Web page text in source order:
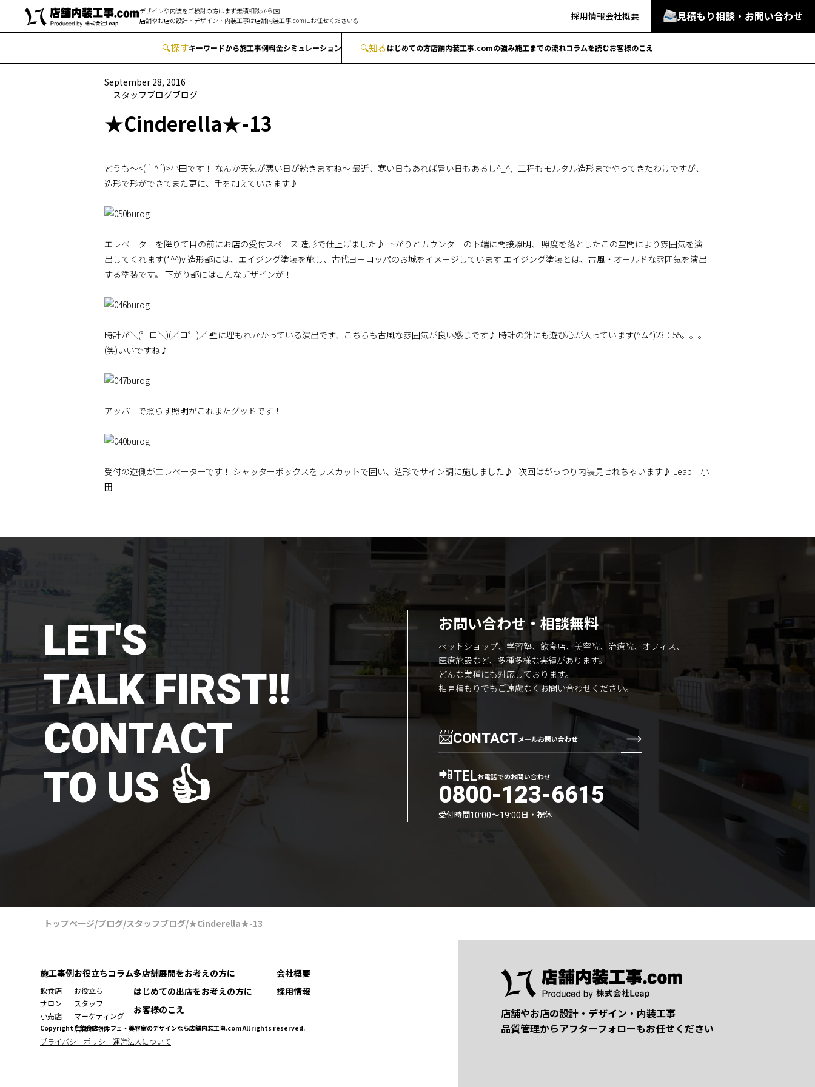
デザインや内装をご検討の方はまず無積相談から✉️
店舗やお店の設計・デザイン・内装工事は店舗内装工事.comにお任せください💪 採用情報会社概要 見積もり相談・お問い合わせ
🔍︎探すキーワードから施工事例料金シミュレーション 🔍知るはじめての方店舗内装工事.comの強み施工までの流れコラムを読むお客様のこえ
September 28, 2016
スタッフブログブログ
★Cinderella★-13
どうも～<(｀^´)>小田です！ なんか天気が悪い日が続きますね～ 最近、寒い日もあれば暑い日もあるし^_^; 工程もモルタル造形までやってきたわけですが、
造形で形ができてまた更に、手を加えていきます♪
エレベーターを降りて目の前にお店の受付スペース 造形で仕上げました♪ 下がりとカウンターの下端に間接照明、 照度を落としたこの空間により雰囲気を演
出してくれます(*^^)v 造形部には、エイジング塗装を施し、古代ヨーロッパのお城をイメージしています エイジング塗装とは、古風・オールドな雰囲気を演出
する塗装です。 下がり部にはこんなデザインが！
時計が＼(゜ロ＼)(／ロ゜)／ 壁に埋もれかかっている演出です、こちらも古風な雰囲気が良い感じです♪ 時計の針にも遊び心が入っています(^ム^)23：55。。。
(笑)いいですね♪
アッパーで照らす照明がこれまたグッドです！
受付の逆側がエレベーターです！ シャッターボックスをラスカットで囲い、造形でサイン調に施しました♪ 次回はがっつり内装見せれちゃいます♪ Leap 小
田
LET'S
TALK FIRST!!
CONTACT
TO US 👍
お問い合わせ・相談無料
ペットショップ、学習塾、飲食店、美容院、治療院、オフィス、
医療施設など、多種多様な実績があります。
どんな業種にも対応しております。
相見積もりでもご遠慮なくお問い合わせください。
📨CONTACTメールお問い合わせ
📲TELお電話でのお問い合わせ
0800-123-6615
受付時間10:00〜19:00日・祝休
トップページ/ブログ/スタッフブログ/★Cinderella★-13
施工事例
飲食店
サロン
小売店
お役立ちコラム
お役立ち
スタッフ
マーケティング
居抜き物件
多店舗展開をお考えの方に
はじめての出店をお考えの方に
お客様のこえ
会社概要
採用情報
プライバシーポリシー運営法人について
Copyright ® 飲食店・カフェ・美容室のデザインなら店舗内装工事.com All rights reserved.
店舗やお店の設計・デザイン・内装工事
品質管理からアフターフォローもお任せください